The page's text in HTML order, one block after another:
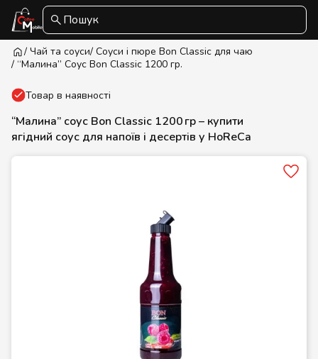
Пошук
/ Чай та соуси/ Cоуси і пюре Bon Classic для чаю
/ “Малина” Соус Bon Classic 1200 гр.
Товар в наявності
“Малина” соус Bon Classic 1200 гр – купити
ягідний соус для напоїв і десертів у HoReCa